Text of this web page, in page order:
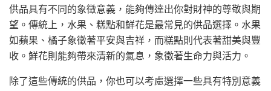
供品具有不同的象徵意義，能夠傳達出你對財神的尊敬與期
望。傳統上，水果、糕點和鮮花是最常見的供品選擇。水果
如蘋果、橘子象徵著平安與吉祥，而糕點則代表著甜美與豐
收。鮮花則能夠帶來清新的氣息，象徵著生命力與活力。
除了這些傳統的供品，你也可以考慮選擇一些具有特別意義